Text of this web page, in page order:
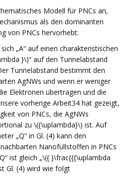
Modell für PNCs an,
als den dominanten
von PNCs hervorhebt:
„A“ auf einen charakteristischen
}\)“ auf den Tunnelabstand
Tunnelabstand bestimmt den
AgNWs und wenn er weniger
Elektronen übertragen und die
vorherige Arbeit34 hat gezeigt,
von PNCs, die AgNWs
zu \({\uplambda}\) ist. Auf
„Q“ in Gl. (4) kann den
Nanofüllstoffen in PNCs
ist gleich „\({ }\frac{{{\uplambda
Gl. (4) wird wie folgt